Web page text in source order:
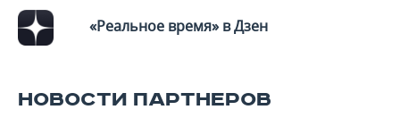
«Реальное время» в Дзен
НОВОСТИ ПАРТНЕРОВ